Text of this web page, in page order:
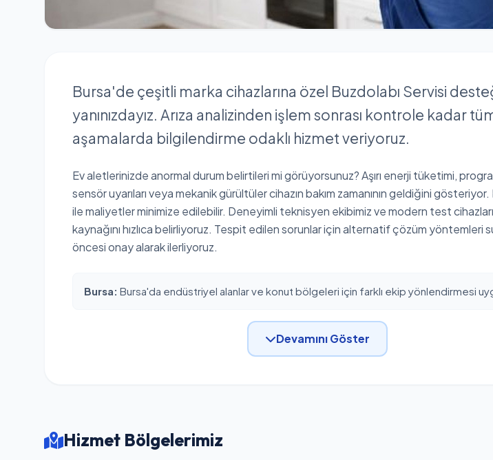
Bursa'de çeşitli marka cihazlarına özel Buzdolabı Servisi
yanınızdayız. Arıza analizinden işlem sonrası kontrole kadar
aşamalarda bilgilendirme odaklı hizmet veriyoruz.
Ev aletlerinizde anormal durum belirtileri mi görüyorsunuz? Aşırı enerji tüketimi,
sensör uyarıları veya mekanik gürültüler cihazın bakım zamanının geldiğini
ile maliyetler minimize edilebilir. Deneyimli teknisyen ekibimiz ve modern test
kaynağını hızlıca belirliyoruz. Tespit edilen sorunlar için alternatif çözüm yöntemleri
öncesi onay alarak ilerliyoruz.
Bursa: Bursa'da endüstriyel alanlar ve konut bölgeleri için farklı ekip yönlendirmesi
Devamını Göster
Hizmet Bölgelerimiz